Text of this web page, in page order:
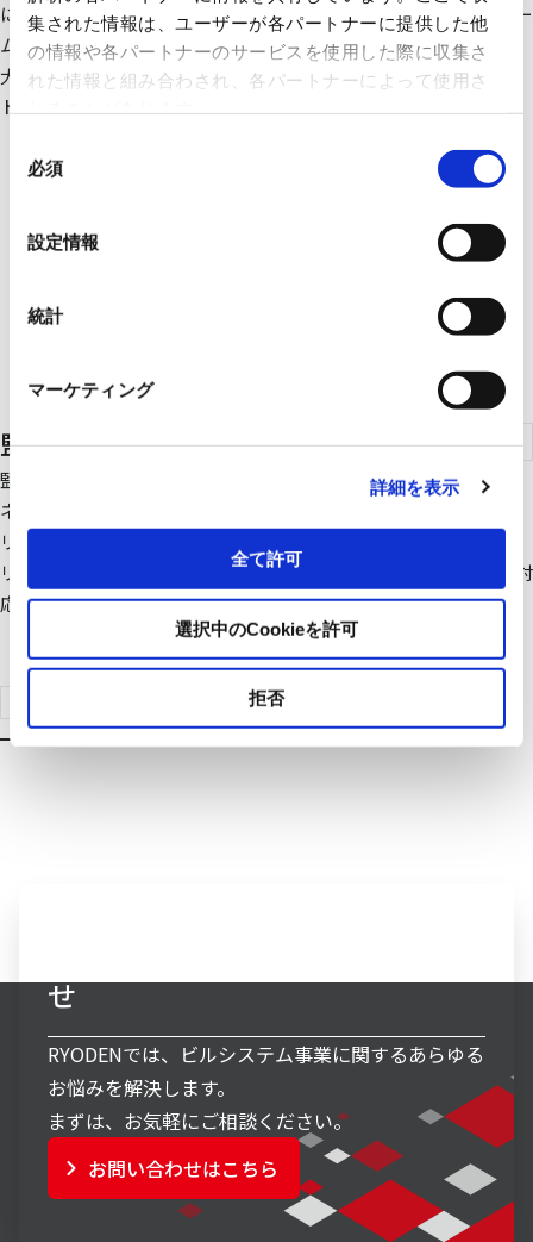
集された情報は、ユーザーが各パートナーに提供した他
の情報や各パートナーのサービスを使用した際に収集さ
れた情報と組み合わされ、各パートナーによって使用さ
必須
設定情報
統計
マーケティング
詳細を表示
全て許可
選択中のCookieを許可
拒否
に効率よく運用したい。こんなニーズに、オープンプラットフォー
ム対応の「facima」でお応えします。いま在る設備(facility)を最
大限(maximum)に活かし、ビルの省エネと快適性を強力サポー
ト！
監視・制御システム
監視・制御システムSA1-?｡はEthernetやCC-LinkIEなどの通信
ネットワークにより、設備の稼動情報やエネルギー使用量などを
リアルタイムで収集。それぞれの部門が必要とする情報をタイム
リーに提供します。豊富な機能に加えて遠隔監視・制御などにも対
応、設備監視、省エネ監視などのニーズに柔軟にお応えします。
せ
RYODENでは、ビルシステム事業に関するあらゆる
お悩みを解決します。
まずは、お気軽にご相談ください。
お問い合わせはこちら